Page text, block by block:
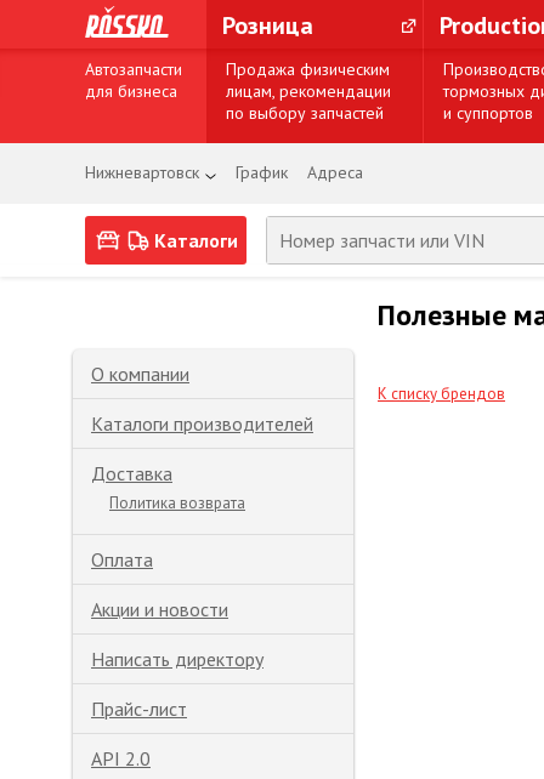
Розница
Автозапчасти
для бизнеса
Продажа физическим
лицам, рекомендации
по выбору запчастей
тормозных
и суппортов
Нижневартовск График Адреса
Каталоги
О компании
Каталоги производителей
Доставка
Политика возврата
Оплата
Акции и новости
Написать директору
Прайс-лист
API 2.0
Полезные
К списку брендов